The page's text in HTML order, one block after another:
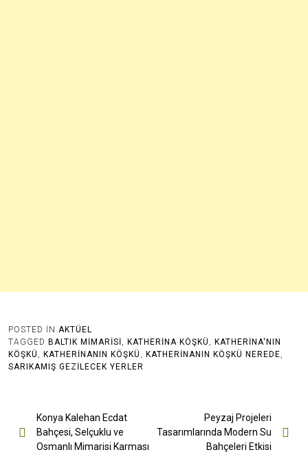
POSTED IN AKTÜEL
TAGGED BALTIK MIMARISI, KATHERINA KÖŞKÜ , KATHERINA'NIN
KÖŞKÜ , KATHERINANIN KÖŞKÜ , KATHERINANIN KÖŞKÜ NEREDE,
SARIKAMIŞ GEZILECEK YERLER
Yazı
gezinmesi
Konya Kalehan Ecdat
Bahçesi, Selçuklu ve
Osmanlı Mimarisi Karması
Peyzaj Projeleri
Tasarımlarında Modern Su
Bahçeleri Etkisi